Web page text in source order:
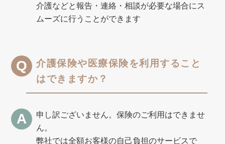
介護などと報告・連絡・相談が必要な場合にス
ムーズに行うことができます
介護保険や医療保険を利用すること
はできますか？
申し訳ございません。保険のご利用はできませ
ん。
弊社では全額お客様の自己負担のサービスで